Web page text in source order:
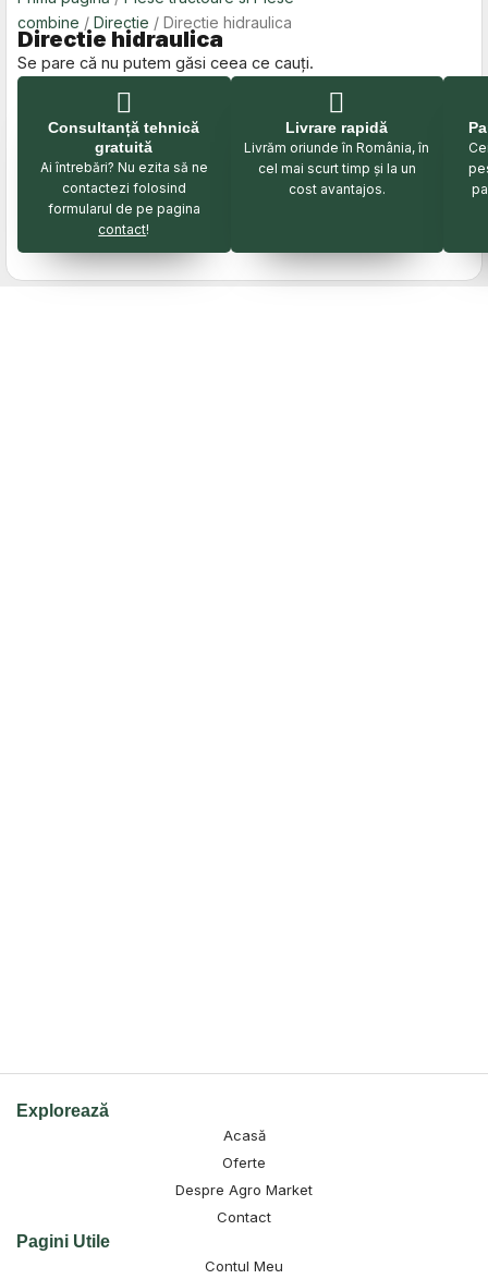
combine / Directie / Directie hidraulica
Directie hidraulica
Se pare că nu putem găsi ceea ce cauți.
Consultanță tehnică
gratuită
Ai întrebări? Nu ezita să ne
contactezi folosind
formularul de pe pagina
contact!
Livrare rapidă
Livrăm oriunde în România, în
cel mai scurt timp și la un
cost avantajos.
Explorează
Acasă
Oferte
Despre Agro Market
Contact
Pagini Utile
Contul Meu